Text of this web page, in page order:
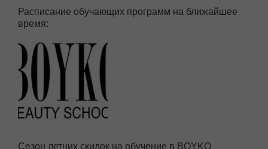
Расписание обучающих программ на ближайшее
время:
Сезон летних скидок на обучение в BOYKO